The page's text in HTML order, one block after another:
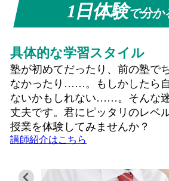
1日体験で分か
具体的な学習スタイル
塾が初めてだったり、前の塾で
なかったり……。もしかしたら
ないかもしれない……。そんな
丈夫です。君にピッタリのレベ
授業を体験してみませんか？
講師紹介はこちら